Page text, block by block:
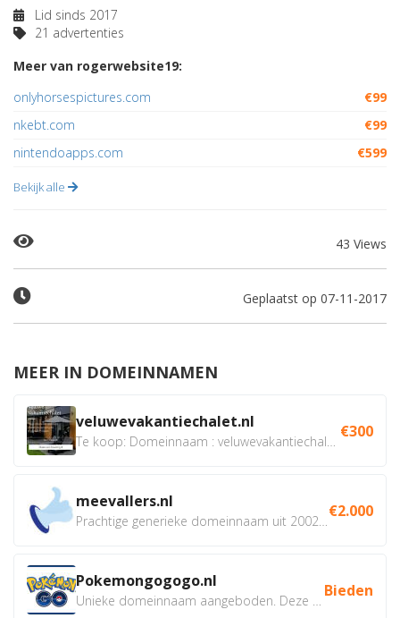
Lid sinds 2017
21 advertenties
Meer van rogerwebsite19:
onlyhorsespictures.com
€99
nkebt.com
€99
nintendoapps.com
€599
Bekijk alle
43 Views
Geplaatst op 07-11-2017
MEER IN DOMEINNAMEN
veluwevakantiechalet.nl €300
meevallers.nl €2.000
Pokemongogogo.nl Bieden